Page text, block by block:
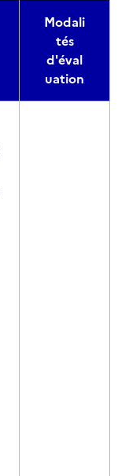
Modali
tés
d'éval
uation